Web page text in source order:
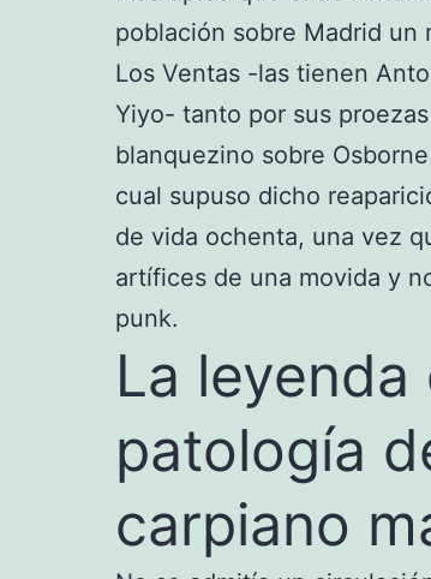
población sobre Madrid un
Los Ventas -las tienen
Yiyo- tanto por sus
blanquezino sobre
cual supuso dicho
de vida ochenta, una vez
artífices de una movida y
punk.
La
patologí­a
carpiano